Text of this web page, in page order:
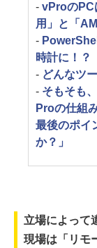
-vProのPC
用」と「
-
時計に！？
- どんなツ
- そもそも
Proの仕組
最後のポイ
か？」
立場によって
現場は「リモ